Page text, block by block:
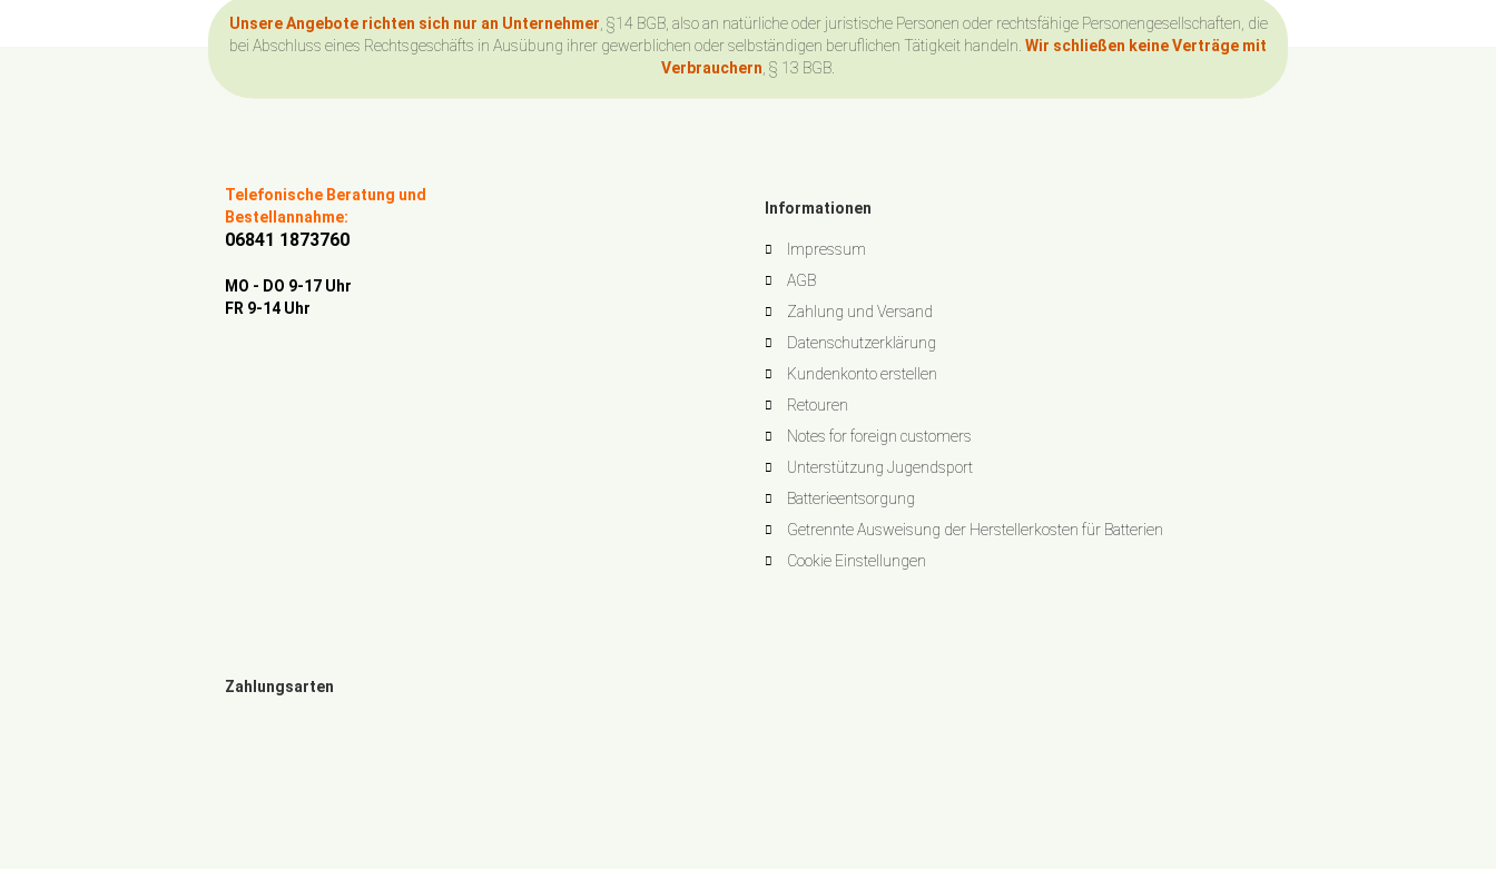
Unsere Angebote richten sich nur an Unternehmer , §14 BGB, also an natürliche oder juristische Personen oder rechtsfähige Personengesellschaften, die
bei Abschluss eines Rechtsgeschäfts in Ausübung ihrer gewerblichen oder selbständigen beruflichen Tätigkeit handeln. Wir schließen keine Verträge mit
Verbrauchern , § 13 BGB.
Telefonische Beratung und
Bestellannahme:
06841 1873760
MO - DO 9-17 Uhr
FR 9-14 Uhr
Informationen
Impressum
AGB
Zahlung und Versand
Datenschutzerklärung
Kundenkonto erstellen
Retouren
Notes for foreign customers
Unterstützung Jugendsport
Batterieentsorgung
Getrennte Ausweisung der Herstellerkosten für Batterien
Cookie Einstellungen
Zahlungsarten